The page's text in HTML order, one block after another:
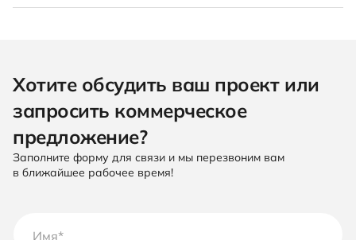
Хотите обсудить ваш проект или
запросить коммерческое
предложение?
Заполните форму для связи и мы перезвоним вам
в ближайшее рабочее время!